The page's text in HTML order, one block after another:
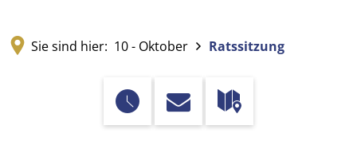
Sie sind hier: 10 - Oktober Ratssitzung